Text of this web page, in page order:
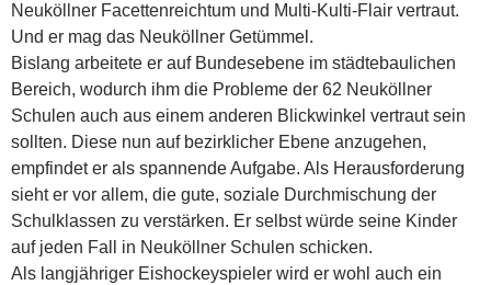
Neuköllner Facettenreichtum und Multi-Kulti-Flair vertraut.
Und er mag das Neuköllner Getümmel.
Bislang arbeitete er auf Bundesebene im städtebaulichen
Bereich, wodurch ihm die Probleme der 62 Neuköllner
Schulen auch aus einem anderen Blickwinkel vertraut sein
sollten. Die­se nun auf bezirklicher Ebene anzugehen,
empfindet er als spannende Aufgabe. Als Herausforderung
sieht er vor allem, die gute, soziale Durchmischung der
Schulklassen zu verstärken. Er selbst würde seine Kinder
auf jeden Fall in Neuköllner Schulen schicken.
Als langjähriger Eishockeyspieler wird er wohl auch ein